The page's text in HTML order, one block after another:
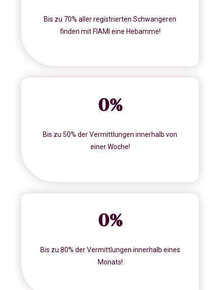
Bis zu 70% aller registrierten Schwangeren
finden mit FIAMI eine Hebamme!
0%
Bis zu 50% der Vermittlungen innerhalb von
einer Woche!
0%
Bis zu 80% der Vermittlungen innerhalb eines
Monats!